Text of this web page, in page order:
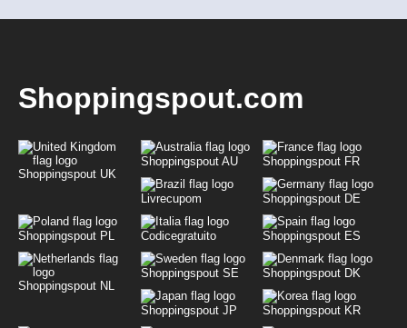
Shoppingspout.com
Shoppingspout UK
Shoppingspout AU Shoppingspout FR
Livrecupom Shoppingspout DE
Shoppingspout PL Codicegratuito Shoppingspout ES
Shoppingspout NL
Shoppingspout SE Shoppingspout DK
Shoppingspout JP Shoppingspout KR